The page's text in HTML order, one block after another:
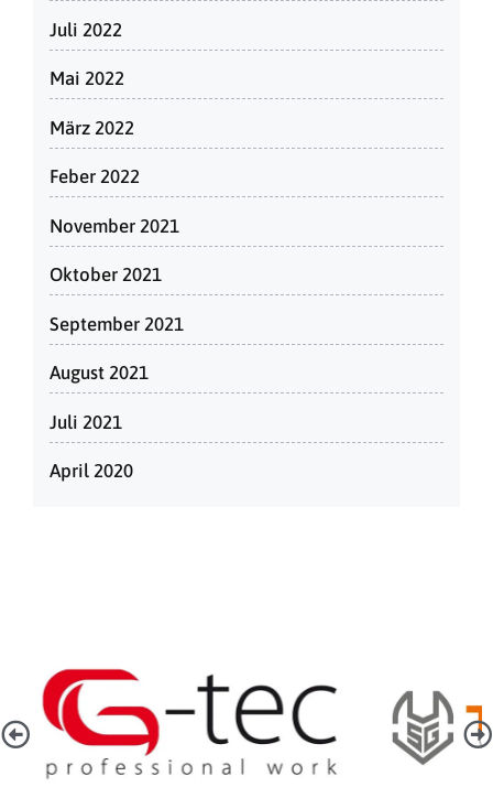
Juli 2022
Mai 2022
März 2022
Feber 2022
November 2021
Oktober 2021
September 2021
August 2021
Juli 2021
April 2020